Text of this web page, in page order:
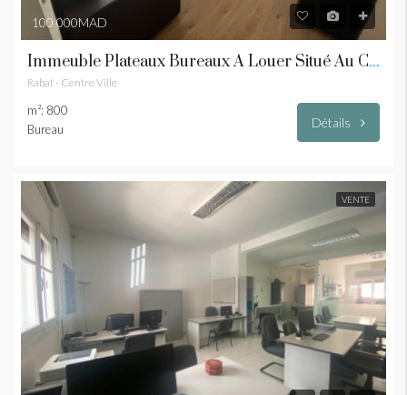
100 000MAD
Immeuble Plateaux Bureaux À Louer Situé Au Centre Ville
Rabat - Centre Ville
m²: 800
Bureau
Détails
VENTE